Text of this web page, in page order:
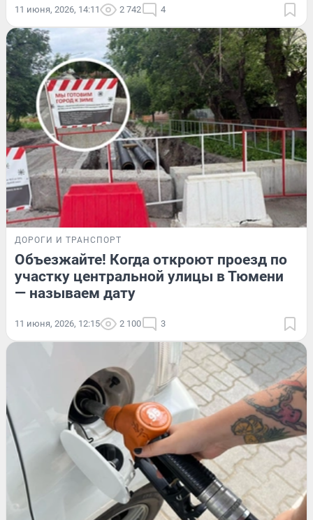
11 июня, 2026, 14:11 2 742 4
ДОРОГИ И ТРАНСПОРТ
Объезжайте! Когда откроют проезд по
участку центральной улицы в Тюмени
— называем дату
11 июня, 2026, 12:15 2 100 3